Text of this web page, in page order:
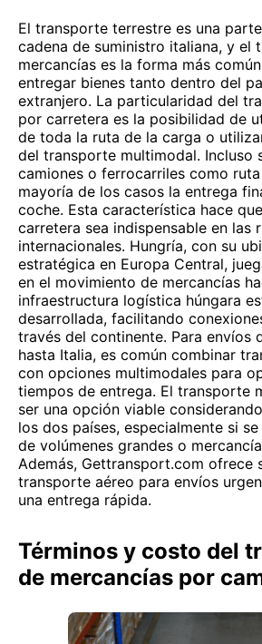
El transporte terrestre es una
cadena de suministro italiana, y el
mercancías es la forma más
entregar bienes tanto dentro del
extranjero. La particularidad del
por carretera es la posibilidad de
de toda la ruta de la carga o
del transporte multimodal. Incluso
camiones o ferrocarriles como
mayoría de los casos la entrega
coche. Esta característica hace
carretera sea indispensable en las
internacionales. Hungría, con su
estratégica en Europa Central,
en el movimiento de mercancías
infraestructura logística húngara
desarrollada, facilitando
través del continente. Para envíos
hasta Italia, es común combinar
con opciones multimodales para
tiempos de entrega. El transporte
ser una opción viable
los dos países, especialmente si
de volúmenes grandes o
Además, Gettransport.com ofrece
transporte aéreo para envíos
una entrega rápida.
Términos y costo del
de mercancías por